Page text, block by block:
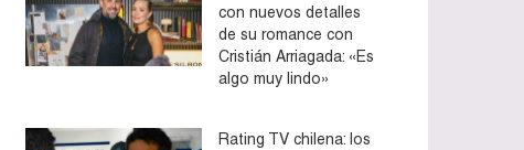
con nuevos detalles
de su romance con
Cristián Arriagada: «Es
algo muy lindo»
Rating TV chilena: los